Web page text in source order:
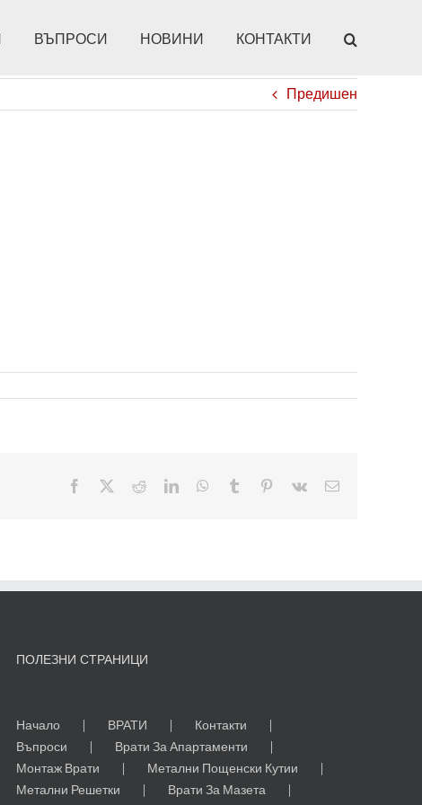
ВЪПРОСИ НОВИНИ КОНТАКТИ
Предишен
Facebook RedditLinkedInWhatsApp
Tumblr Pinterest
Vk
Електронна
ПОЛЕЗНИ СТРАНИЦИ
Начало ВРАТИ
Контакти
Въпроси
Врати За Апартаменти
Монтаж Врати
Метални Пощенски Кутии
Метални Решетки
Врати За Мазета